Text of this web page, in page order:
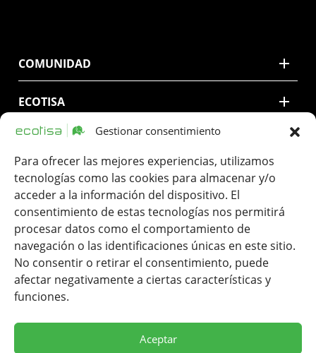
Gestionar consentimiento
Para ofrecer las mejores experiencias, utilizamos
tecnologías como las cookies para almacenar y/o
acceder a la información del dispositivo. El
consentimiento de estas tecnologías nos permitirá
procesar datos como el comportamiento de
navegación o las identificaciones únicas en este sitio.
No consentir o retirar el consentimiento, puede
afectar negativamente a ciertas características y
funciones.
Aceptar
COMUNIDAD
ECOTISA
CONTACTO
LEGAL
Europeos FEDER, habiendo contribuido según la medida de los